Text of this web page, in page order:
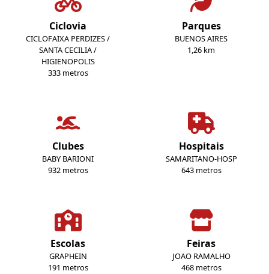
Ciclovia
CICLOFAIXA PERDIZES /
SANTA CECILIA /
HIGIENOPOLIS
333 metros
Parques
BUENOS AIRES
1,26 km
Clubes
BABY BARIONI
932 metros
Hospitais
SAMARITANO-HOSP
643 metros
Escolas
GRAPHEIN
191 metros
Feiras
JOAO RAMALHO
468 metros